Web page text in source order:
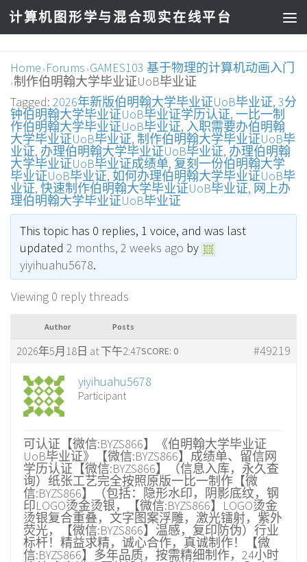
计算机图形学与混合现实在线平台
Home › Forums › GAMES103 基于物理的计算机动画入门
›制作伯明翰大学毕业证UoB毕业证
Tagged: 2026年新版伯明翰大学毕业证UoB毕业证, 3分
钟伯明翰大学毕业证UoB毕业证学历认证, 一比一制
作伯明翰大学毕业证UoB毕业证, 入职需要办伯明翰
大学毕业证UoB毕业证, 制作伯明翰大学毕业证UoB毕
业证, 办理伯明翰大学毕业证UoB毕业证, 办理伯明翰
大学毕业证UoB毕业证成绩单, 复刻一份伯明翰大学
毕业证UoB毕业证, 如何办理伯明翰大学毕业证UoB毕
业证, 快速制作伯明翰大学毕业证UoB毕业证, 网上办
理伯明翰大学毕业证UoB毕业证
This topic has 0 replies, 1 voice, and was last
updated 2 months, 2 weeks ago by
yiyihuahu5678.
Viewing 0 reply threads
Author Posts
2026年5月18日 at 下午2:47 #49219
SCORE: 0
yiyihuahu5678
Participant
可认证【微信:BYZS866】《伯明翰大学毕业证
UoB毕业证》【微信:BYZS866】成绩单、留信网
学历认证【微信:BYZS866】（信息入库，永久查
询）纸张工艺完全按照原版一比一制作【微
信:BYZS866】（包括：隐形水印，阴影底纹，钢
印LOGO烫金烫银，【微信:BYZS866】LOGO烫金
烫银复合重叠，文字图案浮雕，激光镭射，紫外
荧光，【微信:BYZS866】温感，复印防伪）行业
标杆！精益求精，诚心合作，真诚制作！【微
信:BYZS866】多年品质，按需精细制作，24小时